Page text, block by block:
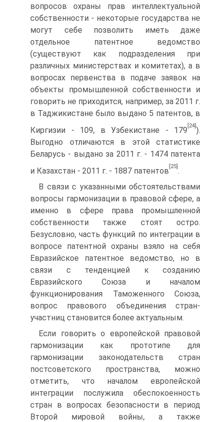
вопросов охраны прав интеллектуальной
собственности - некоторые государства не
могут себе позволить иметь даже
отдельное патентное ведомство
(существуют как подразделения при
различных министерствах и комитетах), а в
вопросах первенства в подаче заявок на
объекты промышленной собственности и
говорить не приходится, например, за 2011 г.
в Таджикистане было выдано 5 патентов, в
Киргизии - 109, в Узбекистане - 179
[24]
).
Выгодно отличаются в этой статистике
Беларусь - выдано за 2011 г. - 1474 патента
и Казахстан - 2011 г. - 1887 патентов
[25]
.
В связи с указанными обстоятельствами
вопросы гармонизации в правовой сфере, а
именно в сфере права промышленной
собственности также стоят остро.
Безусловно, часть функций по интеграции в
вопросе патентной охраны взяло на себя
Евразийское патентное ведомство, но в
связи с тенденцией к созданию
Евразийского Союза и началом
функционирования Таможенного Союза,
вопрос правового объединения стран-
участниц становится более актуальным.
Если говорить о европейской правовой
гармонизации как прототипе для
гармонизации законодательств стран
постсоветского пространства, можно
отметить, что началом европейской
интеграции послужила обеспокоенность
стран в вопросах безопасности в период
Второй мировой войны, а также